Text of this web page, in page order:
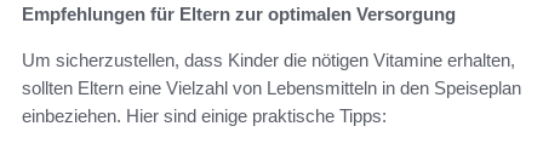
Empfehlungen für Eltern zur optimalen Versorgung
Um sicherzustellen, dass Kinder die nötigen Vitamine erhalten,
sollten Eltern eine Vielzahl von Lebensmitteln in den Speiseplan
einbeziehen. Hier sind einige praktische Tipps: